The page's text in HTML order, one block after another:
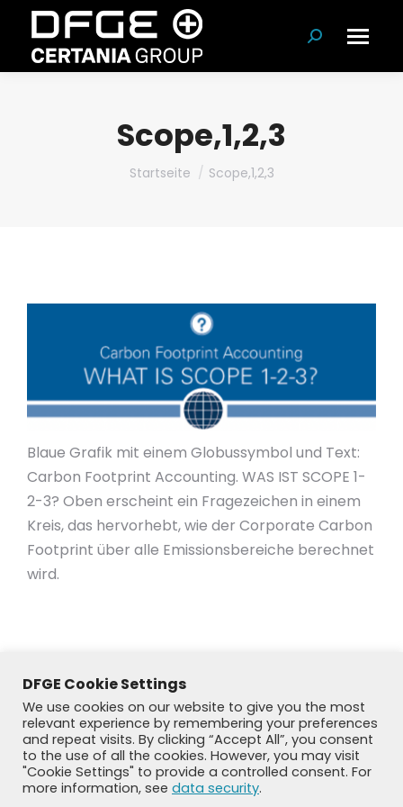
Suchen:
Scope,1,2,3
Du bist hier:
Startseite Scope,1,2,3
Blaue Grafik mit einem Globussymbol und Text:
Carbon Footprint Accounting. WAS IST SCOPE 1-
2-3? Oben erscheint ein Fragezeichen in einem
Kreis, das hervorhebt, wie der Corporate Carbon
Footprint über alle Emissionsbereiche berechnet
wird.
DFGE Cookie Settings
We use cookies on our website to give you the most
relevant experience by remembering your preferences
and repeat visits. By clicking “Accept All”, you consent
to the use of all the cookies. However, you may visit
"Cookie Settings" to provide a controlled consent. For
more information, see data security.